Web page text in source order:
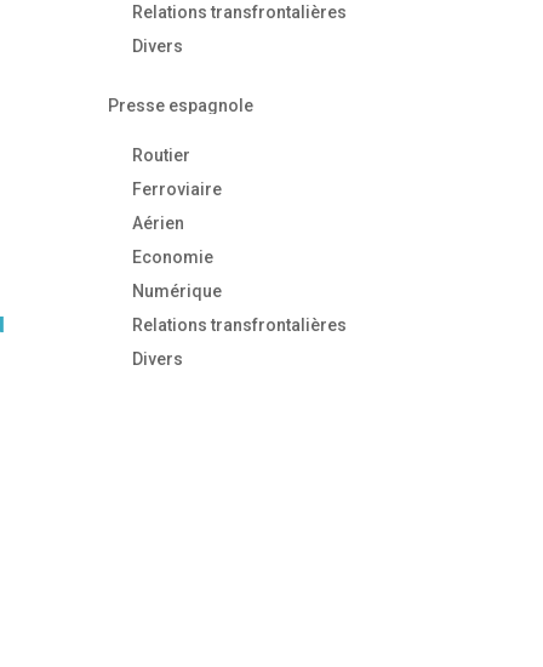
Relations transfrontalières
Divers
Presse espagnole
Routier
Ferroviaire
Aérien
Economie
Numérique
Relations transfrontalières
Divers